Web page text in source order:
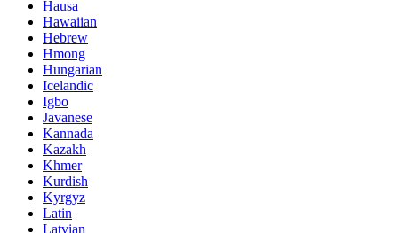
Hausa
Hawaiian
Hebrew
Hmong
Hungarian
Icelandic
Igbo
Javanese
Kannada
Kazakh
Khmer
Kurdish
Kyrgyz
Latin
Latvian